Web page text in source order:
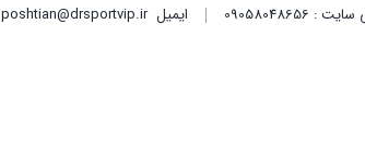
ایمیلposhtian@drsportvip.ir